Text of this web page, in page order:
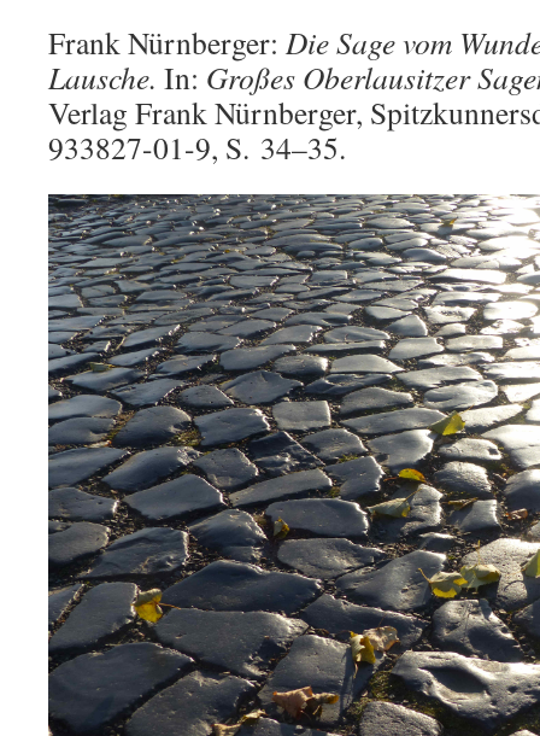
Frank Nürnberger: Die Sage vom
Lausche. In: Großes Oberlausitzer
Verlag Frank Nürnberger,
933827-01-9, S. 34–35.